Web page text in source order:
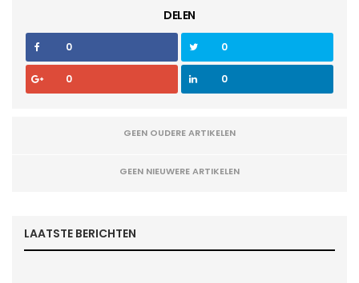
DELEN
0 0
0 0
GEEN OUDERE ARTIKELEN
GEEN NIEUWERE ARTIKELEN
LAATSTE BERICHTEN